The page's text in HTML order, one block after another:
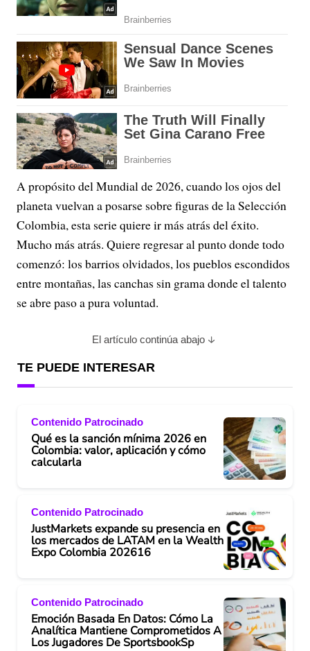
A propósito del Mundial de 2026, cuando los ojos del
planeta vuelvan a posarse sobre figuras de la Selección
Colombia, esta serie quiere ir más atrás del éxito.
Mucho más atrás. Quiere regresar al punto donde todo
comenzó: los barrios olvidados, los pueblos escondidos
entre montañas, las canchas sin grama donde el talento
se abre paso a pura voluntad.
El artículo continúa abajo
TE PUEDE INTERESAR
Contenido Patrocinado
Qué es la sanción mínima 2026 en
Colombia: valor, aplicación y cómo
calcularla
Contenido Patrocinado
JustMarkets expande su presencia en
los mercados de LATAM en la Wealth
Expo Colombia 202616
Contenido Patrocinado
Emoción Basada En Datos: Cómo La
Analítica Mantiene Comprometidos A
Los Jugadores De SportsbookSp